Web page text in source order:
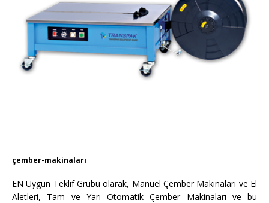
çember-makinaları
EN Uygun Teklif Grubu olarak, Manuel Çember Makinaları ve El
Aletleri, Tam ve Yarı Otomatik Çember Makinaları ve bu